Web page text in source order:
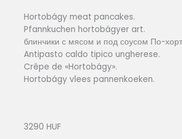
Hortobágy meat pancakes.
Pfannkuchen hortobágyer art.
блинчики с мясом и под соусом По-
Antipasto caldo tipico ungherese.
Crêpe de «Hortobágy».
Hortobágy vlees pannenkoeken.
3290 HUF